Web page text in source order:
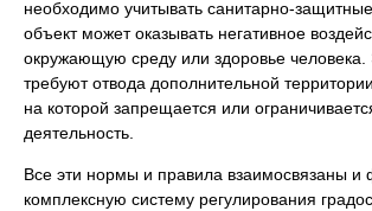
необходимо учитывать санитарно-
объект может оказывать негативное
окружающую среду или здоровье человека.
требуют отвода дополнительной
на которой запрещается или
деятельность.
Все эти нормы и правила взаимосвязаны
комплексную систему регулирования